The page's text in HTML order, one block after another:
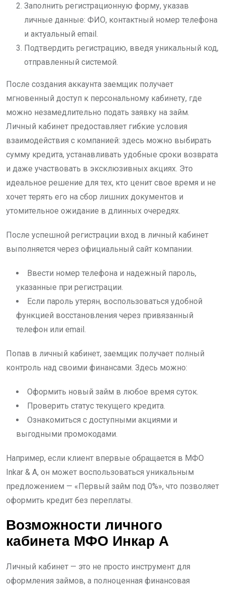
Заполнить регистрационную форму, указав
личные данные: ФИО, контактный номер телефона
и актуальный email.
Подтвердить регистрацию, введя уникальный код,
отправленный системой.
После создания аккаунта заемщик получает
мгновенный доступ к персональному кабинету, где
можно незамедлительно подать заявку на займ.
Личный кабинет предоставляет гибкие условия
взаимодействия с компанией: здесь можно выбирать
сумму кредита, устанавливать удобные сроки возврата
и даже участвовать в эксклюзивных акциях. Это
идеальное решение для тех, кто ценит свое время и не
хочет терять его на сбор лишних документов и
утомительное ожидание в длинных очередях.
После успешной регистрации вход в личный кабинет
выполняется через официальный сайт компании.
Ввести номер телефона и надежный пароль,
указанные при регистрации.
Если пароль утерян, воспользоваться удобной
функцией восстановления через привязанный
телефон или email.
Попав в личный кабинет, заемщик получает полный
контроль над своими финансами. Здесь можно:
Оформить новый займ в любое время суток.
Проверить статус текущего кредита.
Ознакомиться с доступными акциями и
выгодными промокодами.
Например, если клиент впервые обращается в МФО
Inkar & A, он может воспользоваться уникальным
предложением — «Первый займ под 0%», что позволяет
оформить кредит без переплаты.
Возможности личного
кабинета МФО Инкар А
Личный кабинет — это не просто инструмент для
оформления займов, а полноценная финансовая